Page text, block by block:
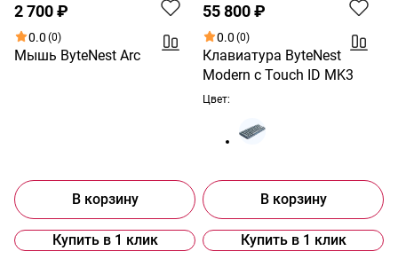
2 700 ₽
0.0 (0)
Мышь ByteNest Arc
В корзину
Купить в 1 клик
55 800 ₽
0.0 (0)
Клавиатура ByteNest
Modern с Touch ID MK3
Цвет:
В корзину
Купить в 1 клик